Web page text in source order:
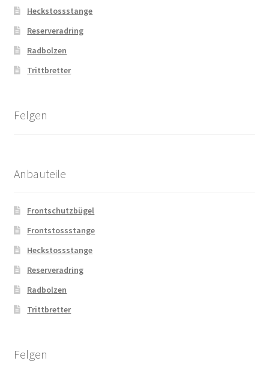
Heckstossstange
Reserveradring
Radbolzen
Trittbretter
Felgen
Anbauteile
Frontschutzbügel
Frontstossstange
Heckstossstange
Reserveradring
Radbolzen
Trittbretter
Felgen